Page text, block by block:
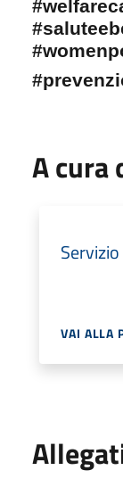
A cura
VAI ALLA